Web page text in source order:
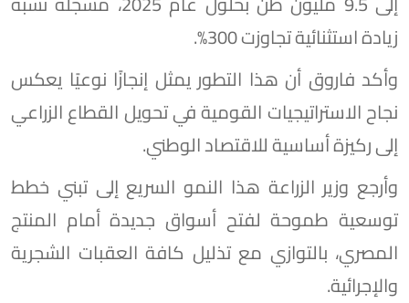
زيادة استثنائية تجاوزت 300%.
وأكد فاروق أن هذا التطور يمثل إنجازًا نوعيًا يعكس
نجاح الاستراتيجيات القومية في تحويل القطاع الزراعي
إلى ركيزة أساسية للاقتصاد الوطني.
وأرجع وزير الزراعة هذا النمو السريع إلى تبني خطط
توسعية طموحة لفتح أسواق جديدة أمام المنتج
المصري، بالتوازي مع تذليل كافة العقبات الشجرية
والإجرائية.